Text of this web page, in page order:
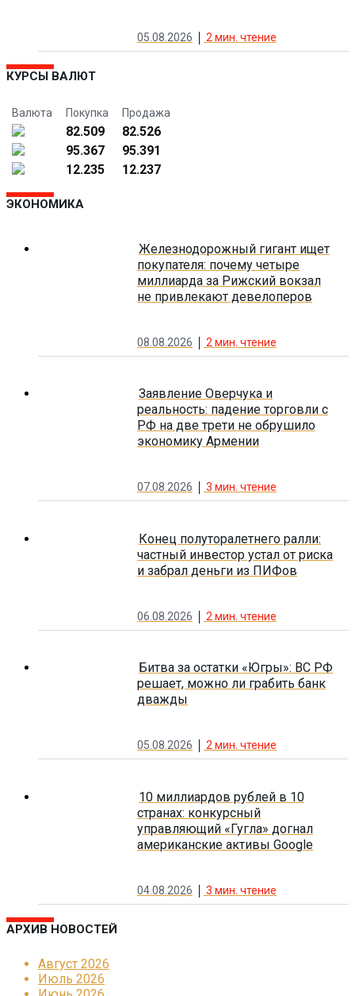
05.08.2026 2мин. чтение
КУРСЫ ВАЛЮТ
Валюта Покупка Продажа
82.509
82.526
95.367
95.391
12.235
12.237
ЭКОНОМИКА
Железнодорожный гигант ищет
покупателя: почему четыре
миллиарда за Рижский вокзал
не привлекают девелоперов
08.08.2026 2 мин. чтение
Заявление Оверчука и
реальность: падение торговли с
РФ на две трети не обрушило
экономику Армении
07.08.2026 3 мин. чтение
Конец полуторалетнего ралли:
частный инвестор устал от риска
и забрал деньги из ПИФов
06.08.2026 2 мин. чтение
Битва за остатки «Югры»: ВС РФ
решает, можно ли грабить банк
дважды
05.08.2026 2мин. чтение
10 миллиардов рублей в 10
странах: конкурсный
управляющий «Гугла» догнал
американские активы Google
04.08.2026 3 мин. чтение
АРХИВ НОВОСТЕЙ
Август 2026
Июль 2026